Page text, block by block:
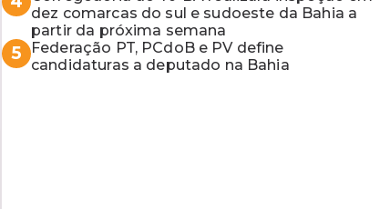
dez comarcas do sul e sudoeste da Bahia a
partir da próxima semana
5
Federação PT, PCdoB e PV define
candidaturas a deputado na Bahia